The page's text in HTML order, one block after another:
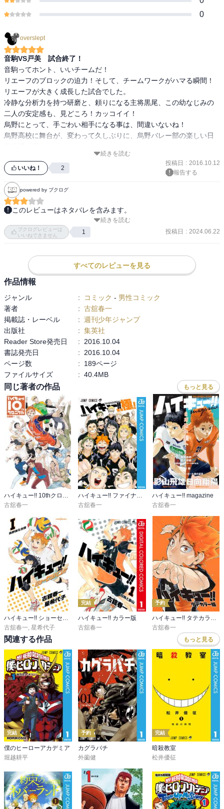
0
overslept
音駒VS戸美 試合終了！
音駒ってホント、いいチームだ！
リエーフのブロックの迫力！そして、チームワークがハマる瞬間！
リエーフが大きく成長した試合でした。
冷静な分析力を持つ研磨と、頼りになる主将黒尾、この幼なじみの
二人の安定感も、見どころ！カッコイイ！
烏野にとって、手ごわい相手になる事は、間違いないね！
烏野高校に舞台が、変わって久しぶりに、烏野バレー部の楽しい日
続きを読む
いいね！ 2
投稿日 : 2016.10.12
報告する
powered by ブクログ
このレビューはネタバレを含みます。
音駒と烏野対決なるか？
音駒高校は苦しみながらも戸美高校を2-0で下し、春高出場を決め
る。影山に全日本ユースから招集がかかる。
続きを読む
ブクログレビューは
いいねできません
1 投稿日 : 2024.06.22
すべてのレビューを見る
作品情報
ジャンル : コミック - 男性コミック
著者
: 古舘春一
掲載誌・レーベル
: 週刊少年ジャンプ
出版社
: 集英社
Reader Store発売日
:
2016.10.04
書誌発売日
:
2016.10.04
ページ数
:
189ページ
ファイルサイズ
: 40.4MB
同じ著者の作品 もっと見る
ハイキュー!! 10thクロニクル
古舘春一
ハイキュー!! ファイナルガイドブック 排球極！
古舘春一
ハイキュー!! magazine
古舘春一
古舘春一 星希代子
完結
ハイキュー!! カラー版
古舘春一
予約
古舘春一
関連する作品 もっと見る
完結
僕のヒーローアカデミア
堀越耕平
予約
カグラバチ
外薗健
完結
暗殺教室
松井優征